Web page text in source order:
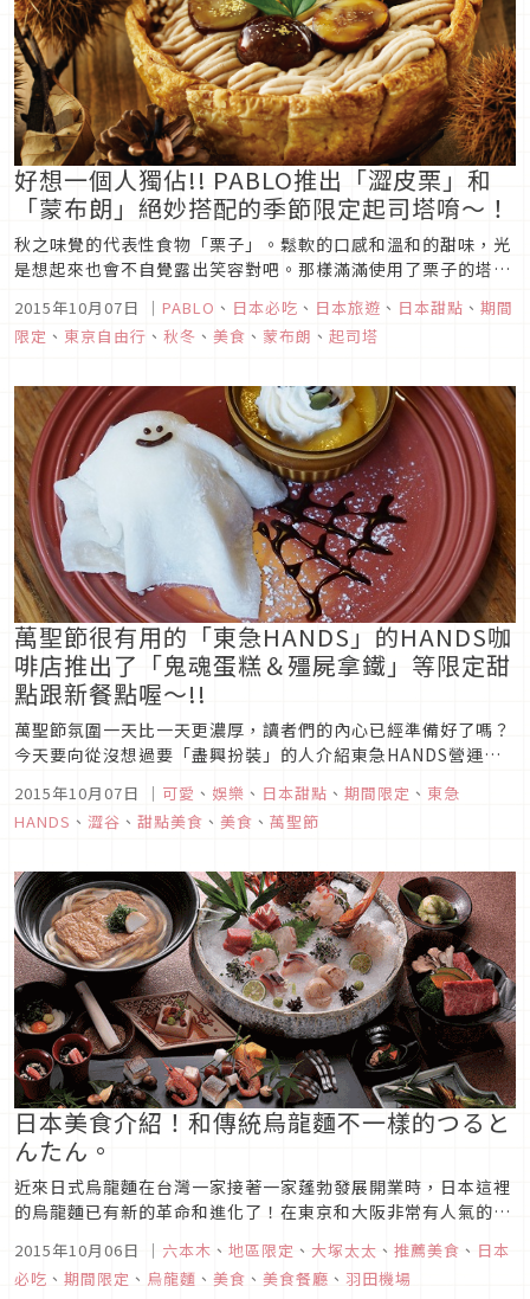
好想一個人獨佔!! PABLO推出「澀皮栗」和
「蒙布朗」絕妙搭配的季節限定起司塔唷～！
秋之味覺的代表性食物「栗子」。鬆軟的口感和溫和的甜味，光
是想起來也會不自覺露出笑容對吧。那樣滿滿使用了栗子的塔登
PABLO（パブロ）」在10月限定販售的是「澀皮栗的蒙布朗起
司塔」。（譯註：「澀皮栗」是日本對於栗子的烹調方式之一，
2015年10月07日 ｜ PABLO 、 日本必吃 、 日本旅遊 、 日本甜點 、 期間
限定 、 東京自由行 、 秋冬 、 美食 、 蒙布朗 、 起司塔
萬聖節很有用的「東急HANDS」的HANDS咖
啡店推出了「鬼魂蛋糕＆殭屍拿鐵」等限定甜
點跟新餐點喔～!!
萬聖節氛圍一天比一天更濃厚，讀者們的內心已經準備好了嗎？
今天要向從沒想過要「盡興扮裝」的人介紹東急HANDS營運的
的HANDS咖啡店，推出許多只有這時期才看得到的萬聖節限定
餐點。殭屍跟鬼魂在店裡等著您光臨喔～。【可愛鬼魂甜點讓您
2015年10月07日 ｜ 可愛 、 娛樂 、 日本甜點 、 期間限定 、 東急
HANDS 、 澀谷 、 甜點美食 、 美食 、 萬聖節
日本美食介紹！和傳統烏龍麵不一樣的つると
んたん。
近來日式烏龍麵在台灣一家接著一家蓬勃發展開業時，日本這裡
的烏龍麵已有新的革命和進化了！在東京和大阪非常有人氣的烏
象，創造出許多令人意想不到的新吃法。這裡除了仍可以吃到傳
統的日式口味外，還可以吃到和各國料理結合的特殊吃法，例如
2015年10月06日 ｜ 六本木 、 地區限定 、 大塚太太 、 推薦美食 、 日本
必吃 、 期間限定 、 烏龍麵 、 美食 、 美食餐廳 、 羽田機場